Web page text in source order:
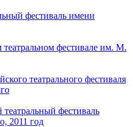
фестиваль имени
фестивале им. М.
театрального фестиваля
фестиваль
2011 год